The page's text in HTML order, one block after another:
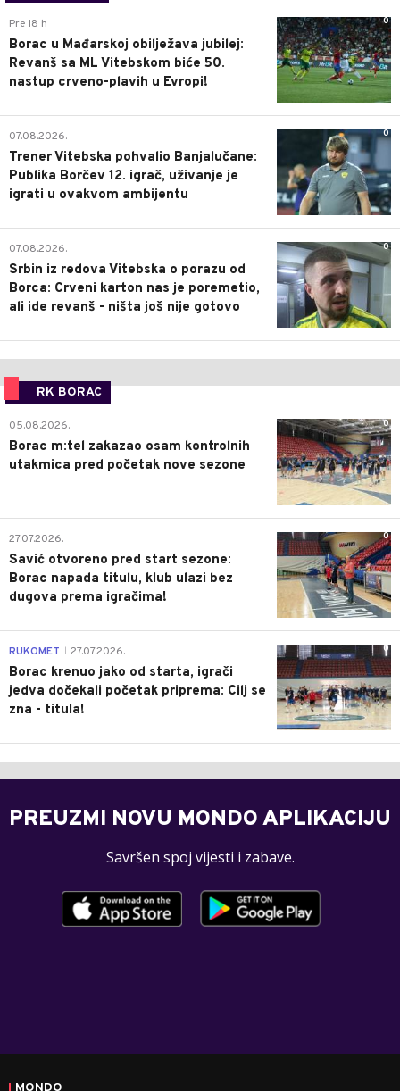
0
Pre 18 h
Borac u Mađarskoj obilježava jubilej:
Revanš sa ML Vitebskom biće 50.
nastup crveno-plavih u Evropi!
0
07.08.2026.
Trener Vitebska pohvalio Banjalučane:
Publika Borčev 12. igrač, uživanje je
igrati u ovakvom ambijentu
0
07.08.2026.
Srbin iz redova Vitebska o porazu od
Borca: Crveni karton nas je poremetio,
ali ide revanš - ništa još nije gotovo
RK BORAC
0
05.08.2026.
Borac m:tel zakazao osam kontrolnih
utakmica pred početak nove sezone
0
27.07.2026.
Savić otvoreno pred start sezone:
Borac napada titulu, klub ulazi bez
dugova prema igračima!
0
RUKOMET 27.07.2026.
Borac krenuo jako od starta, igrači
jedva dočekali početak priprema: Cilj se
zna - titula!
PREUZMI NOVU MONDO APLIKACIJU
Savršen spoj vijesti i zabave.